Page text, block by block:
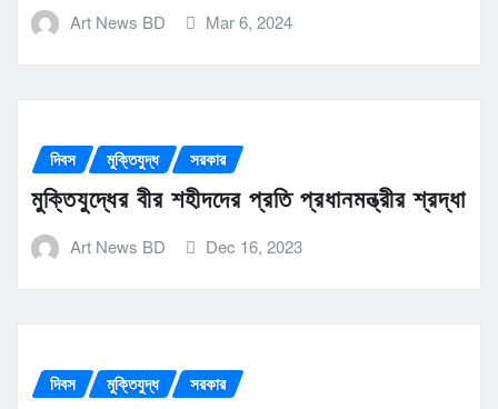
Art News BD Mar 6, 2024
দিবস মুক্তিযুদ্ধ সরকার
মুক্তিযুদ্ধের বীর শহীদদের প্রতি প্রধানমন্ত্রীর শ্রদ্ধা
Art News BD Dec 16, 2023
দিবস মুক্তিযুদ্ধ সরকার